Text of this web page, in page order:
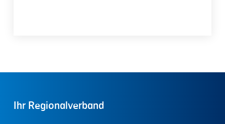
Ihr Regionalverband